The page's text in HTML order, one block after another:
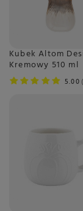
Kubek Altom
Kremowy 510 ml
5.00